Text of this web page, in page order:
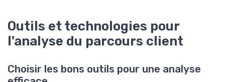
Outils et technologies pour
l'analyse du parcours client
Choisir les bons outils pour une analyse